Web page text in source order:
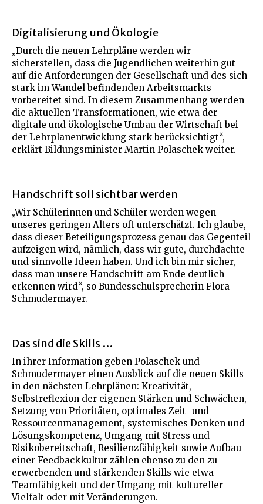
Digitalisierung und Ökologie
„Durch die neuen Lehrpläne werden wir
sicherstellen, dass die Jugendlichen weiterhin gut
auf die Anforderungen der Gesellschaft und des sich
stark im Wandel befindenden Arbeitsmarkts
vorbereitet sind. In diesem Zusammenhang werden
die aktuellen Transformationen, wie etwa der
digitale und ökologische Umbau der Wirtschaft bei
der Lehrplanentwicklung stark berücksichtigt“,
erklärt Bildungsminister Martin Polaschek weiter.
Handschrift soll sichtbar werden
„Wir Schülerinnen und Schüler werden wegen
unseres geringen Alters oft unterschätzt. Ich glaube,
dass dieser Beteiligungsprozess genau das Gegenteil
aufzeigen wird, nämlich, dass wir gute, durchdachte
und sinnvolle Ideen haben. Und ich bin mir sicher,
dass man unsere Handschrift am Ende deutlich
erkennen wird“, so Bundesschulsprecherin Flora
Schmudermayer.
Das sind die Skills …
In ihrer Information geben Polaschek und
Schmudermayer einen Ausblick auf die neuen Skills
in den nächsten Lehrplänen: Kreativität,
Selbstreflexion der eigenen Stärken und Schwächen,
Setzung von Prioritäten, optimales Zeit- und
Ressourcenmanagement, systemisches Denken und
Lösungskompetenz, Umgang mit Stress und
Risikobereitschaft, Resilienzfähigkeit sowie Aufbau
einer Feedbackkultur zählen ebenso zu den zu
erwerbenden und stärkenden Skills wie etwa
Teamfähigkeit und der Umgang mit kultureller
Vielfalt oder mit Veränderungen.